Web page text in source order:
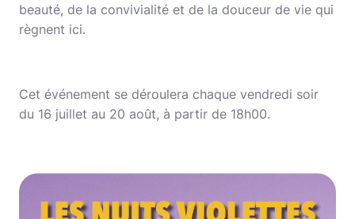
beauté, de la convivialité et de la douceur de vie qui
règnent ici.
Cet événement se déroulera chaque vendredi soir
du 16 juillet au 20 août, à partir de 18h00.